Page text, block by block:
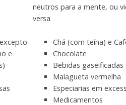
neutros para a mente, ou
versa
e
Chá (com teína) e
Chocolate
Bebidas gaseificadas
Malagueta vermelha
Especiarias em
Medicamentos